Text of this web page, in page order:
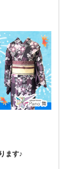
ます♪